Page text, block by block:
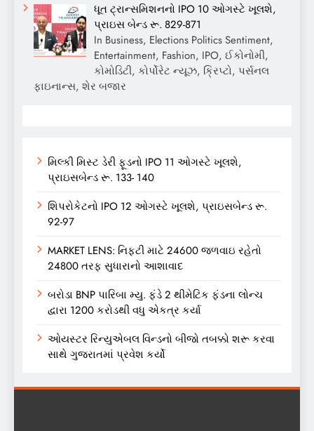
ધૂત ટ્રાન્સમિશનનો IPO 10 ઓગસ્ટે ખૂલશે,
પ્રાઇસ બેન્ડ રૂ. 829-871
In Business, Elections Politics Sentiment,
Entertainment, Fashion, IPO, ઈકોનોમી,
કોમોડિટી, કોર્પોરેટ ન્યૂઝ, ક્રિપ્ટો, પર્સનલ
ફાઇનાન્સ, શેર બજાર
મિલ્કી મિસ્ટ ડેરી ફૂડનો IPO 11 ઓગસ્ટે ખૂલશે,
પ્રાઇસબેન્ડ રૂ. 133- 140
શિપરોકેટનો IPO 12 ઓગસ્ટે ખૂલશે, પ્રાઇસબેન્ડ રૂ.
92-97
MARKET LENS: નિફ્ટી માટે 24600 જળવાઇ રહેતો
24800 તરફ સુધારાનો આશાવાદ
બરોડા BNP પારિબા મ્યુ. ફંડે 2 થીમેટિક ફંડના લોન્ચ
દ્વારા 1200 કરોડથી વધુ એકત્ર કર્યા
ઓયસ્ટર રિન્યુએબલ વિન્ડનો બીજો તબક્કો શરૂ કરવા
સાથે ગુજરાતમાં પ્રવેશ કર્યો